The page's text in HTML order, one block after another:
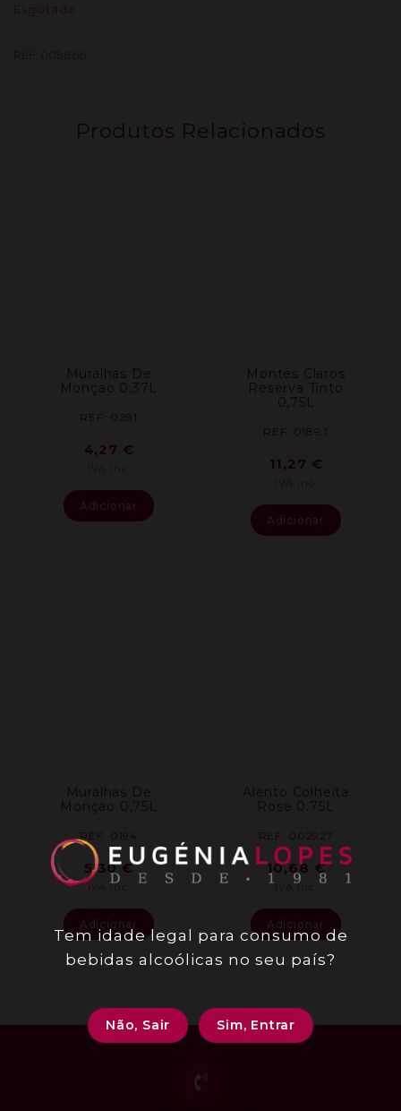
Esgotado
Produtos Relacionados
Muralhas De
Monçao 0,37L
REF: 0281
4,27 €
Adicionar
Montes Claros
Reserva Tinto
0,75L
REF: 0189.1
11,27 €
Adicionar
Muralhas De
Monçao 0,75L
REF: 0194
5,30€
IVA inc.
Adicionar
Alento Colheita
Rose 0.75L
REF: 002927
10,68 €
IVA inc.
Adicionar
Tem idade legal para consumo de
bebidas alcoólicas no seu país?
Não, Sair Sim, Entrar